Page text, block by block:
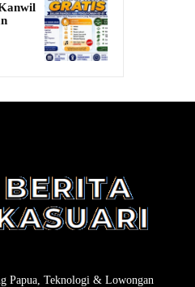
Papua, Teknologi & Lowongan